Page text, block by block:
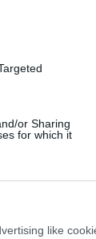
or Sharing
for which it
like